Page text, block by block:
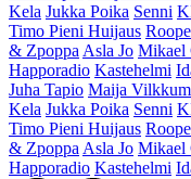
Kela Jukka Poika Senni
Timo Pieni Huijaus
& Zpoppa Asla Jo Mikael
Happoradio Kastehelmi
Juha Tapio Maija
Kela Jukka Poika Senni
Timo Pieni Huijaus
& Zpoppa Asla Jo Mikael
Happoradio Kastehelmi